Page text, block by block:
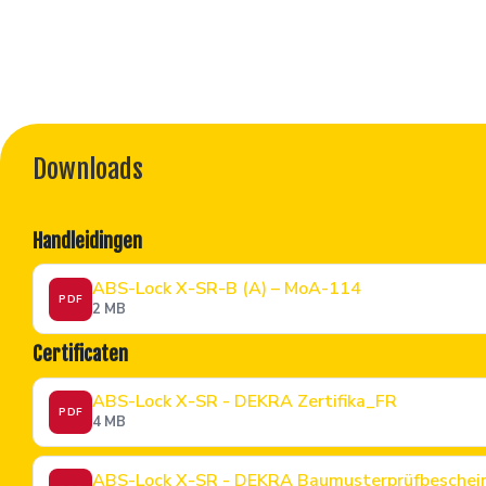
Downloads
Handleidingen
PDF ABS-Lock X-SR-B (A) – MoA-114
2 MB
Certificaten
PDF ABS-Lock X-SR - DEKRA Zertifika_FR
4 MB
ABS-Lock X-SR - DEKRA